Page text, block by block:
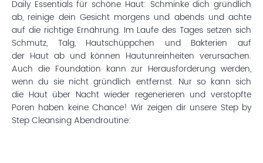
Daily Essentials für schöne Haut: Schminke dich gründlich
ab, reinige dein Gesicht morgens und abends und achte
auf die richtige Ernährung. Im Laufe des Tages setzen sich
Schmutz, Talg, Hautschüppchen und Bakterien auf
der Haut ab und können Hautunreinheiten verursachen.
Auch die Foundation kann zur Herausforderung werden,
wenn du sie nicht gründlich entfernst. Nur so kann sich
die Haut über Nacht wieder regenerieren und verstopfte
Poren haben keine Chance! Wir zeigen dir unsere Step by
Step Cleansing Abendroutine: